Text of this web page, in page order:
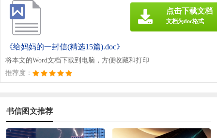
《给妈妈的一封信(精选15篇).doc》
将本文的Word文档下载到电脑，方便收藏和打印
推荐度：
点击下载文档
文档为doc格式
书信图文推荐